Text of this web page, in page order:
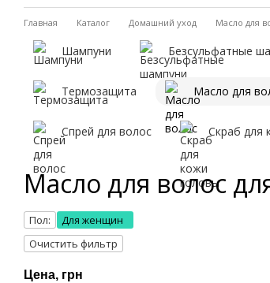
Главная Каталог Домашний уход Масло для
Шампуни Безсульфатные
Термозащита Масло для
Спрей для волос Скраб для
Масло для волос
Пол:
Для женщин
Очистить фильтр
Цена, грн